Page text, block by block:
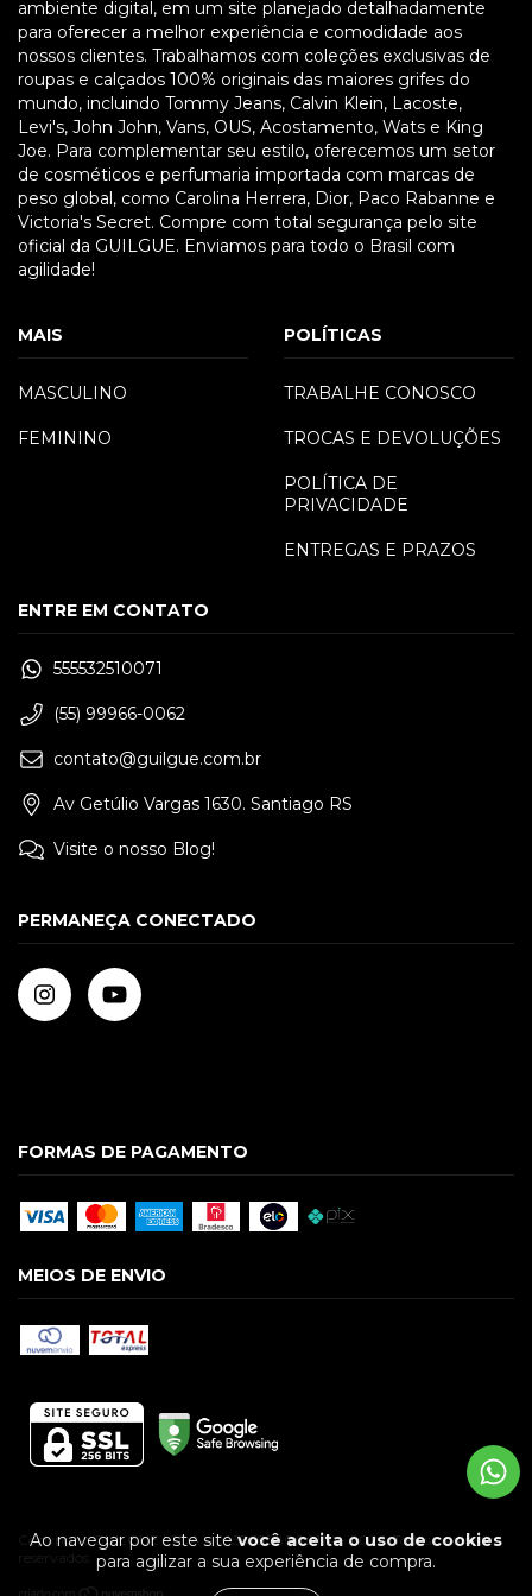
Ao navegar por este sitevocê aceita o uso de cookies
para agilizar a sua experiência de compra.
ambiente digital, em um site planejado detalhadamente
para oferecer a melhor experiência e comodidade aos
nossos clientes. Trabalhamos com coleções exclusivas de
roupas e calçados 100% originais das maiores grifes do
mundo, incluindo Tommy Jeans, Calvin Klein, Lacoste,
Levi's, John John, Vans, OUS, Acostamento, Wats e King
Joe. Para complementar seu estilo, oferecemos um setor
de cosméticos e perfumaria importada com marcas de
peso global, como Carolina Herrera, Dior, Paco Rabanne e
Victoria's Secret. Compre com total segurança pelo site
oficial da GUILGUE. Enviamos para todo o Brasil com
agilidade!
MAIS
MASCULINO
FEMININO
POLÍTICAS
TRABALHE CONOSCO
TROCAS E DEVOLUÇÕES
POLÍTICA DE
PRIVACIDADE
ENTREGAS E PRAZOS
ENTRE EM CONTATO
555532510071
(55) 99966-0062
contato@guilgue.com.br
Av Getúlio Vargas 1630. Santiago RS
Visite o nosso Blog!
PERMANEÇA CONECTADO
FORMAS DE PAGAMENTO
MEIOS DE ENVIO
Copyright GUILGUE LTDA - 09586928000174 - 2026. Todos os direitos
reservados.